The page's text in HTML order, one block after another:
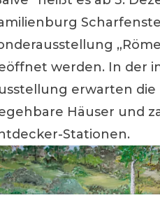
werden. In der
erwarten
Häuser und
Stationen.